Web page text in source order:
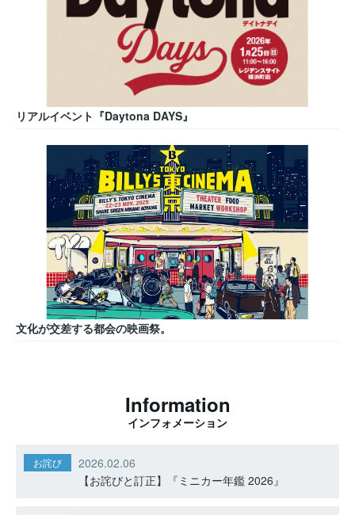
リアルイベント『Daytona DAYS』
文化が交差する都会の映画祭。
Information
インフォメーション
お詫び
2026.02.06
【お詫びと訂正】『ミニカー年鑑 2026』